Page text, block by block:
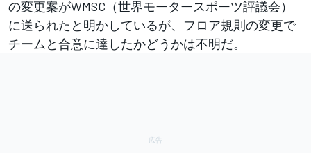
の変更案がWMSC（世界モータースポーツ評議会）
に送られたと明かしているが、フロア規則の変更で
チームと合意に達したかどうかは不明だ。